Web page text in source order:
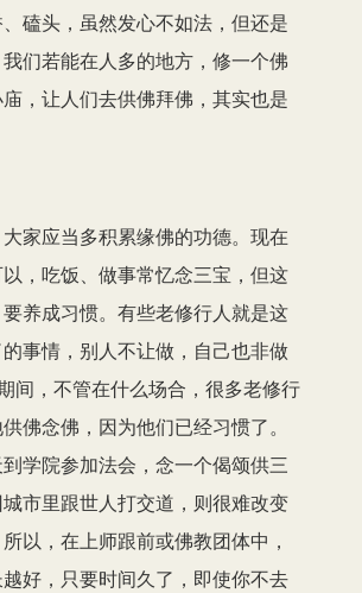
磕头，虽然发心不如法，但还是
们若能在人多的地方，修一个佛
，让人们去供佛拜佛，其实也是
家应当多积累缘佛的功德。现在
，吃饭、做事常忆念三宝，但这
养成习惯。有些老修行人就是这
事情，别人不让做，自己也非做
间，不管在什么场合，很多老修行
佛念佛，因为他们已经习惯了。
学院参加法会，念一个偈颂供三
市里跟世人打交道，则很难改变
以，在上师跟前或佛教团体中，
好，只要时间久了，即使你不去